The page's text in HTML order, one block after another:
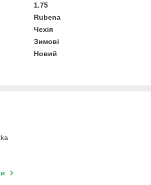
1.75
Rubena
Чехія
Зимові
Новий